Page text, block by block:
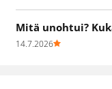
Mitä unohtui?
14.7.2026